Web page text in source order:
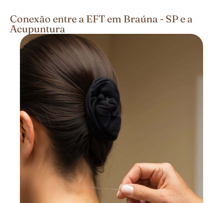
Conexão entre a EFT em Braúna - SP e a
Acupuntura